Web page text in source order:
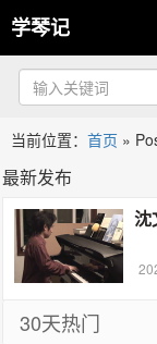
学琴记
当前位置： 首页 »
最新发布
沈
30天热门